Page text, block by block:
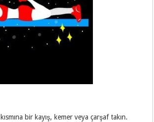
bir kayış, kemer veya çarşaf takın.